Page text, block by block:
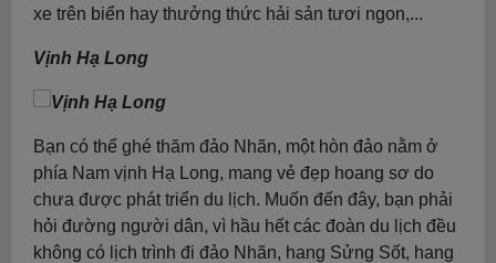
xe trên biển hay thưởng thức hải sản tươi ngon,...
Vịnh Hạ Long
Bạn có thể ghé thăm đảo Nhãn, một hòn đảo nằm ở
phía Nam vịnh Hạ Long, mang vẻ đẹp hoang sơ do
chưa được phát triển du lịch. Muốn đến đây, bạn phải
hỏi đường người dân, vì hầu hết các đoàn du lịch đều
không có lịch trình đi đảo Nhãn, hang Sửng Sốt, hang